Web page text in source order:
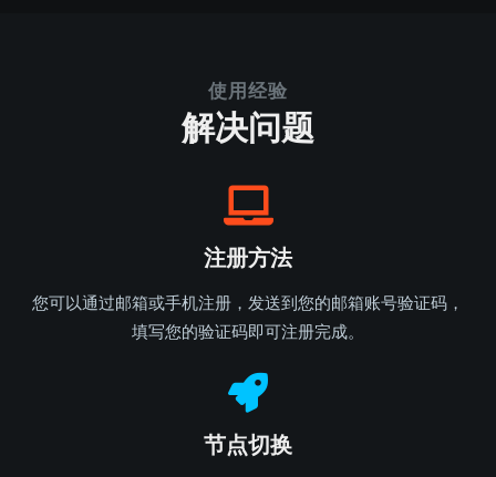
使用经验
解决问题
注册方法
您可以通过邮箱或手机注册，发送到您的邮箱账号验证码，
填写您的验证码即可注册完成。
节点切换